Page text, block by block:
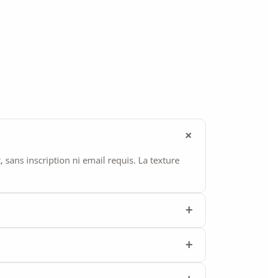
sans inscription ni email requis. La texture